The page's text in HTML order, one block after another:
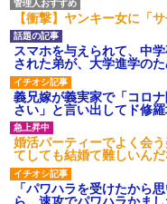
【悲報】佐藤輝明・・・
でも盛大にやらかす←あま
しませないでくれ
【衝撃】ヤンキー女に「
スマホを与えられて、中
された弟が、大学進学の
義兄嫁が義実家で「コロ
さい」と言い出してド修
婚活パーティーでよく会
てしても結婚て難しいん
「パワハラを受けたから
ら、速攻でパワハラかま